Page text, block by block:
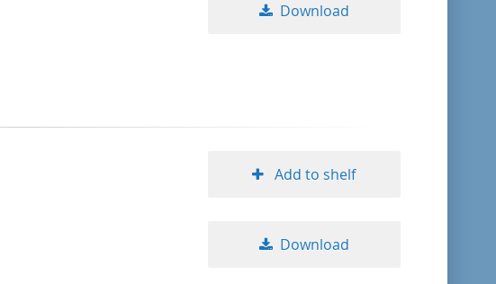
Download
Add to shelf
Download